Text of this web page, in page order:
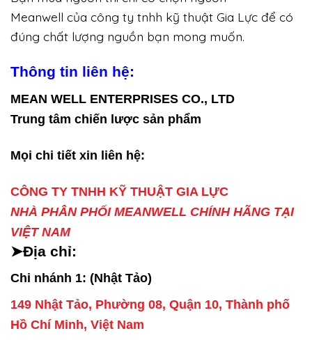
Meanwell của công ty tnhh kỹ thuật Gia Lực để có
đúng chất lượng nguồn bạn mong muốn.
Thông tin liên hệ:
MEAN WELL ENTERPRISES CO., LTD
Trung tâm chiến lược sản phẩm
Mọi chi tiết xin liên hệ:
CÔNG TY TNHH KỸ THUẬT GIA LỰC
NHÀ PHÂN PHỐI MEANWELL CHÍNH HÃNG TẠI
VIỆT NAM
➤Địa chỉ:
Chi nhánh 1: (Nhật Tảo)
149 Nhật Tảo, Phường 08, Quận 10, Thành phố
Hồ Chí Minh, Việt Nam